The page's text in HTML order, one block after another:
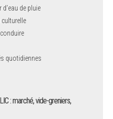
de pluie
quotidiennes
: marché, vide-greniers,